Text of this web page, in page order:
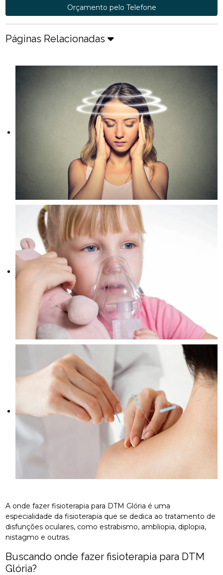
A onde fazer fisioterapia para DTM Glória é uma
especialidade da fisioterapia que se dedica ao tratamento de
disfunções oculares, como estrabismo, ambliopia, diplopia,
nistagmo e outras.
Buscando onde fazer fisioterapia para DTM
Glória?
Orçamento pelo Telefone
Páginas Relacionadas